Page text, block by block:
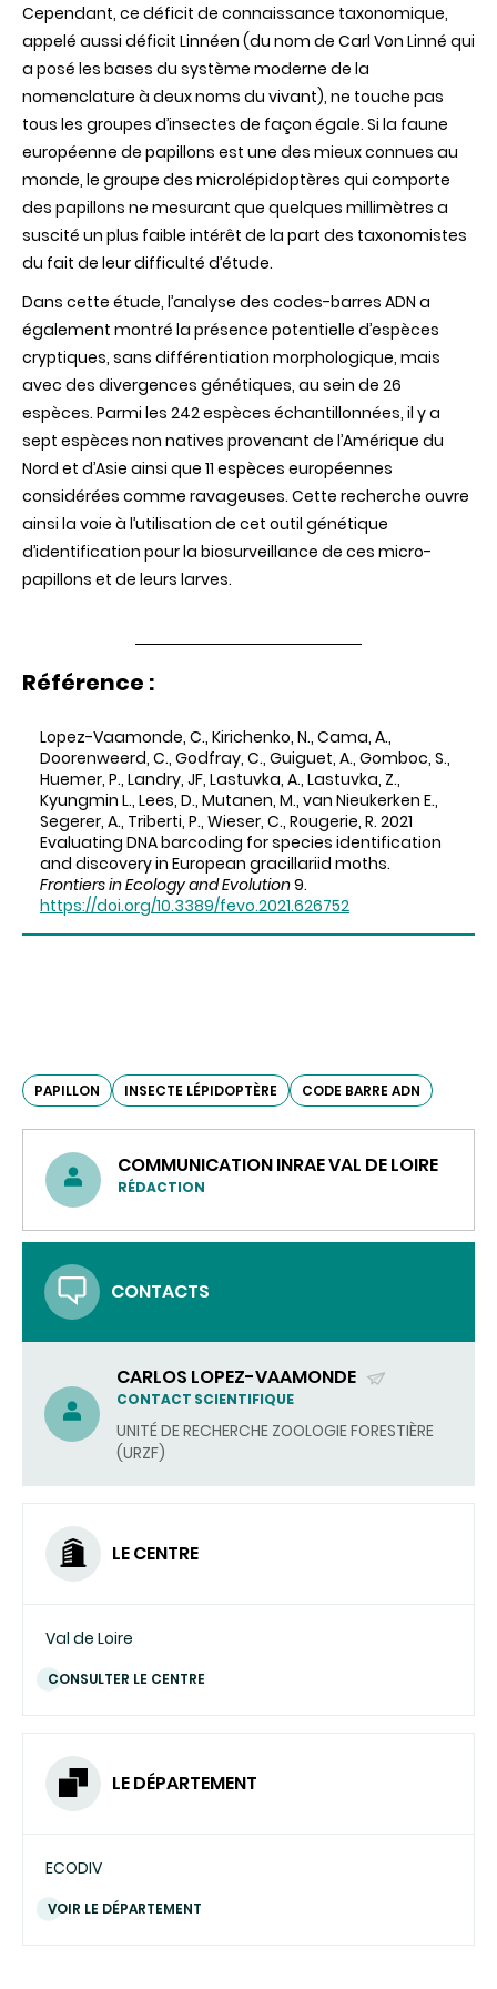
Cependant, ce déficit de connaissance taxonomique,
appelé aussi déficit Linnéen (du nom de Carl Von Linné qui
a posé les bases du système moderne de la
nomenclature à deux noms du vivant), ne touche pas
tous les groupes d’insectes de façon égale. Si la faune
européenne de papillons est une des mieux connues au
monde, le groupe des microlépidoptères qui comporte
des papillons ne mesurant que quelques millimètres a
suscité un plus faible intérêt de la part des taxonomistes
du fait de leur difficulté d’étude.
Dans cette étude, l’analyse des codes-barres ADN a
également montré la présence potentielle d’espèces
cryptiques, sans différentiation morphologique, mais
avec des divergences génétiques, au sein de 26
espèces. Parmi les 242 espèces échantillonnées, il y a
sept espèces non natives provenant de l’Amérique du
Nord et d’Asie ainsi que 11 espèces européennes
considérées comme ravageuses. Cette recherche ouvre
ainsi la voie à l’utilisation de cet outil génétique
d’identification pour la biosurveillance de ces micro-
papillons et de leurs larves.
Référence :
Lopez-Vaamonde, C., Kirichenko, N., Cama, A.,
Doorenweerd, C., Godfray, C., Guiguet, A., Gomboc, S.,
Huemer, P., Landry, JF, Lastuvka, A., Lastuvka, Z.,
Kyungmin L., Lees, D., Mutanen, M., van Nieukerken E.,
Segerer, A., Triberti, P., Wieser, C., Rougerie, R. 2021
Evaluating DNA barcoding for species identification
and discovery in European gracillariid moths.
Frontiers in Ecology and Evolution9.
https://doi.org/10.3389/fevo.2021.626752
PAPILLON INSECTE LÉPIDOPTÈRE CODE BARRE ADN
COMMUNICATION INRAE VAL DE LOIRE
RÉDACTION
CONTACTS
CARLOS LOPEZ-VAAMONDE
(ENVOYER
UN
COURRIEL)
CONTACT SCIENTIFIQUE
UNITÉ DE RECHERCHE ZOOLOGIE FORESTIÈRE
(URZF)
LE CENTRE
Val de Loire
CONSULTER LE CENTRE
LE DÉPARTEMENT
ECODIV
VOIR LE DÉPARTEMENT